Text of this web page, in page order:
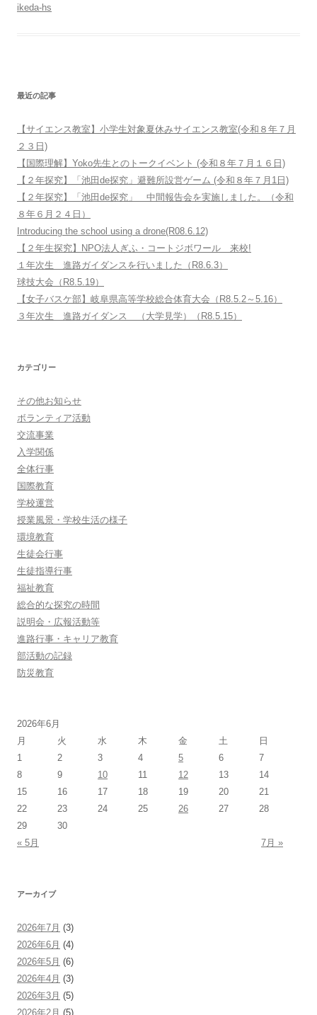
ikeda-hs
最近の記事
【サイエンス教室】小学生対象夏休みサイエンス教室(令和８年７月
２３日)
【国際理解】Yoko先生とのトークイベント (令和８年７月１６日)
【２年探究】「池田de探究」避難所設営ゲーム (令和８年７月1日)
【２年探究】「池田de探究」 中間報告会を実施しました。（令和
８年６月２４日）
Introducing the school using a drone(R08.6.12)
【２年生探究】NPO法人ぎふ・コートジボワール 来校!
１年次生 進路ガイダンスを行いました（R8.6.3）
球技大会（R8.5.19）
【女子バスケ部】岐阜県高等学校総合体育大会（R8.5.2～5.16）
３年次生 進路ガイダンス （大学見学）（R8.5.15）
カテゴリー
その他お知らせ
ボランティア活動
交流事業
入学関係
全体行事
国際教育
学校運営
授業風景・学校生活の様子
環境教育
生徒会行事
生徒指導行事
福祉教育
総合的な探究の時間
説明会・広報活動等
進路行事・キャリア教育
部活動の記録
防災教育
2026年6月
月
火 水 木 金 土
日
1
2 3 4 5 6
7
8
9 10 11 12 13
14
15
16 17 18 19 20
21
22
23 24 25 26 27
28
29
30
« 5月
7月 »
アーカイブ
2026年7月 (3)
2026年6月 (4)
2026年5月 (6)
2026年4月 (3)
2026年3月 (5)
2026年2月 (5)